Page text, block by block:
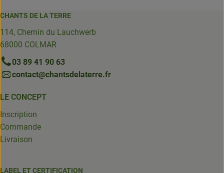
CHANTS DE LA TERRE
114, Chemin du Lauchwerb
68000 COLMAR
03 89 41 90 63
contact@chantsdelaterre.fr
LE CONCEPT
Inscription
Commande
Livraison
LABEL ET CERTIFICATION